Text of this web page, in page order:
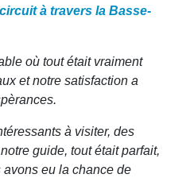
à travers la Basse-
où tout était vraiment
et notre satisfaction a
à visiter, des
guide, tout était parfait,
eu la chance de